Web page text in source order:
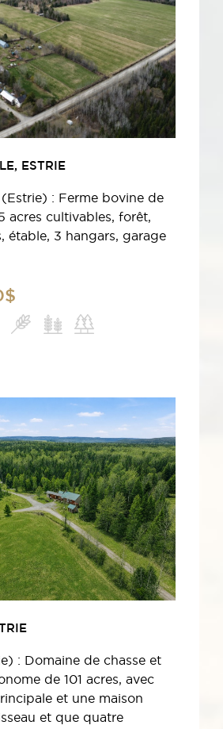
ESTRIE
: Ferme bovine de
acres cultivables, forêt,
étable, 3 hangars, garage
: Domaine de chasse et
de 101 acres, avec
et une maison
et que quatre